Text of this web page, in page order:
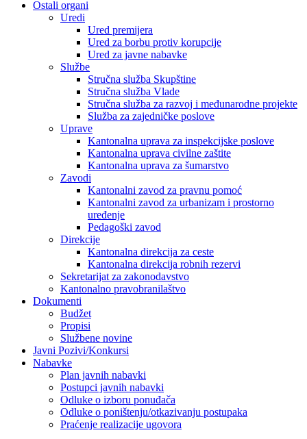
Ostali organi
Uredi
Ured premijera
Ured za borbu protiv korupcije
Ured za javne nabavke
Službe
Stručna služba Skupštine
Stručna služba Vlade
Stručna služba za razvoj i međunarodne projekte
Služba za zajedničke poslove
Uprave
Kantonalna uprava za inspekcijske poslove
Kantonalna uprava civilne zaštite
Kantonalna uprava za šumarstvo
Zavodi
Kantonalni zavod za pravnu pomoć
Kantonalni zavod za urbanizam i prostorno
uređenje
Pedagoški zavod
Direkcije
Kantonalna direkcija za ceste
Kantonalna direkcija robnih rezervi
Sekretarijat za zakonodavstvo
Kantonalno pravobranilaštvo
Dokumenti
Budžet
Propisi
Službene novine
Javni Pozivi/Konkursi
Nabavke
Plan javnih nabavki
Postupci javnih nabavki
Odluke o izboru ponuđača
Odluke o poništenju/otkazivanju postupaka
Praćenje realizacije ugovora